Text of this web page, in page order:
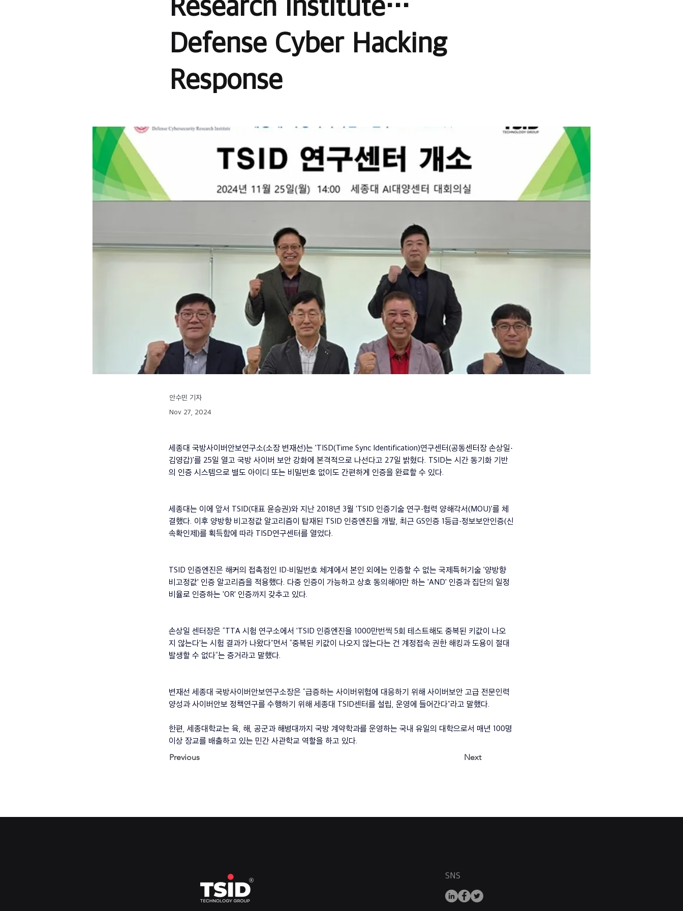
Defense Cyber Hacking
Response
안수민 기자
Nov 27, 2024
세종대 국방사이버안보연구소(소장 변재선)는 'TISD(Time Sync Identification)연구센터(공동센터장 손상일·
김영갑)'를 25일 열고 국방 사이버 보안 강화에 본격적으로 나선다고 27일 밝혔다. TSID는 시간 동기화 기반
의 인증 시스템으로 별도 아이디 또는 비밀번호 없이도 간편하게 인증을 완료할 수 있다.
세종대는 이에 앞서 TSID(대표 윤승권)와 지난 2018년 3월 'TSID 인증기술 연구·협력 양해각서(MOU)'를 체
결했다. 이후 양방향 비고정값 알고리즘이 탑재된 TSID 인증엔진을 개발, 최근 GS인증 1등급·정보보안인증(신
속확인제)를 획득함에 따라 TISD연구센터를 열었다.
TSID 인증엔진은 해커의 접촉점인 ID·비밀번호 체계에서 본인 외에는 인증할 수 없는 국제특허기술 '양방향
비고정값' 인증 알고리즘을 적용했다. 다중 인증이 가능하고 상호 동의해야만 하는 'AND' 인증과 집단의 일정
비율로 인증하는 'OR' 인증까지 갖추고 있다.
손상일 센터장은 “TTA 시험 연구소에서 'TSID 인증엔진을 1000만번씩 5회 테스트해도 중복된 키값이 나오
지 않는다'는 시험 결과가 나왔다”면서 “중복된 키값이 나오지 않는다는 건 계정접속 권한 해킹과 도용이 절대
발생할 수 없다“는 증거라고 말했다.
변재선 세종대 국방사이버안보연구소장은 “급증하는 사이버위협에 대응하기 위해 사이버보안 고급 전문인력
양성과 사이버안보 정책연구를 수행하기 위해 세종대 TSID센터를 설립, 운영에 들어간다”라고 말했다.
한편, 세종대학교는 육, 해, 공군과 해병대까지 국방 계약학과를 운영하는 국내 유일의 대학으로서 매년 100명
이상 장교를 배출하고 있는 민간 사관학교 역할을 하고 있다.
Previous
Next
SNS